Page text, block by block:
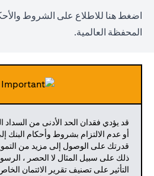
اضغط هنا للاطلاع على الشروط
المحفظة العالمية.
قد يؤدي فقدان الحد الأدنى من
أو عدم الالتزام بشروط وأحكام
قدرتك على الوصول إلى مزيد من
ذلك على سبيل المثال لا الحصر ،
التأثير على تصنيف تقرير الائتمان